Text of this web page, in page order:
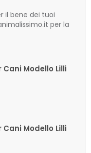
il bene dei tuoi
per la
Modello Lilli
Modello Lilli